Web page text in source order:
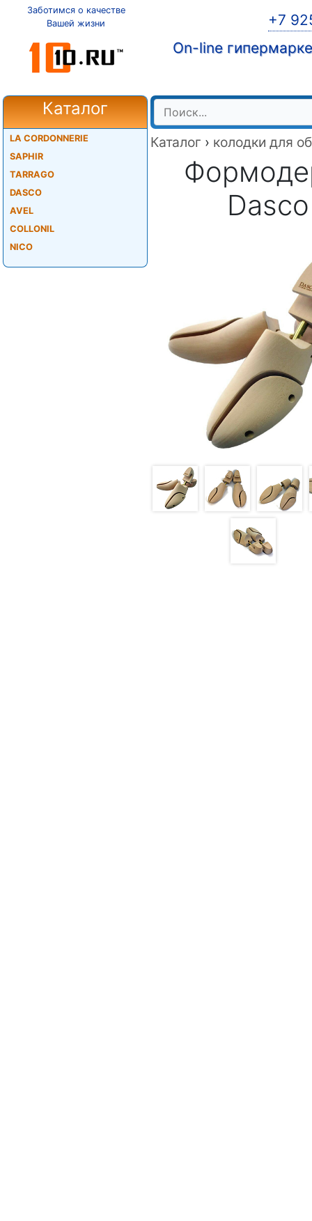
Заботимся о качестве
Вашей жизни
+7
On-line
Каталог
LA CORDONNERIE
SAPHIR
TARRAGO
DASCO
AVEL
COLLONIL
NICO
Каталог › колодки для